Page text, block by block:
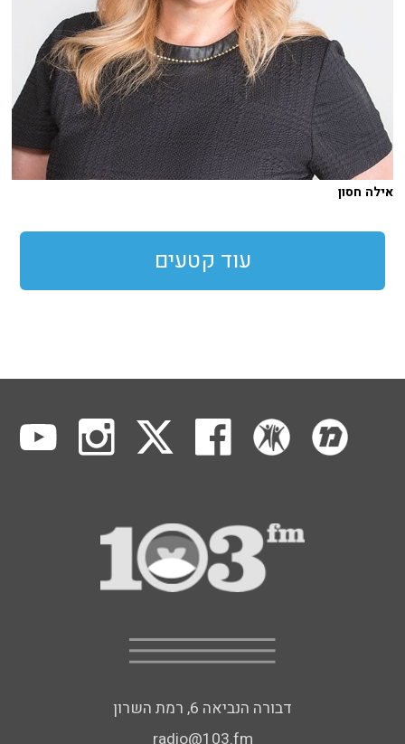
אילה חסון
עוד קטעים
דבורה הנביאה 6, רמת השרון
radio@103.fm